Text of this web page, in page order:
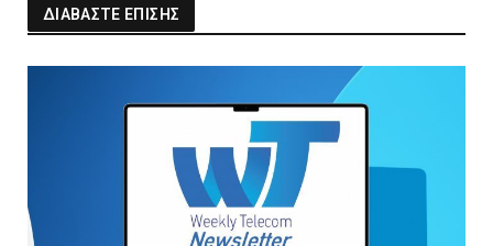
ΔΙΑΒΑΣΤΕ ΕΠΙΣΗΣ